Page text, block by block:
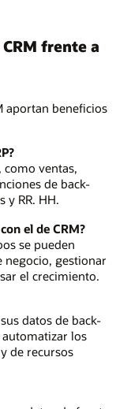
frente a
aportan beneficios
ventas,
de back-
y RR. HH.
el de CRM?
se pueden
negocio, gestionar
el crecimiento.
datos de back-
los
de recursos